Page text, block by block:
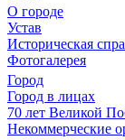
О городе
Устав
Историческая
Фотогалерея
Город
Город в лицах
70 лет Великой
Некоммерческие